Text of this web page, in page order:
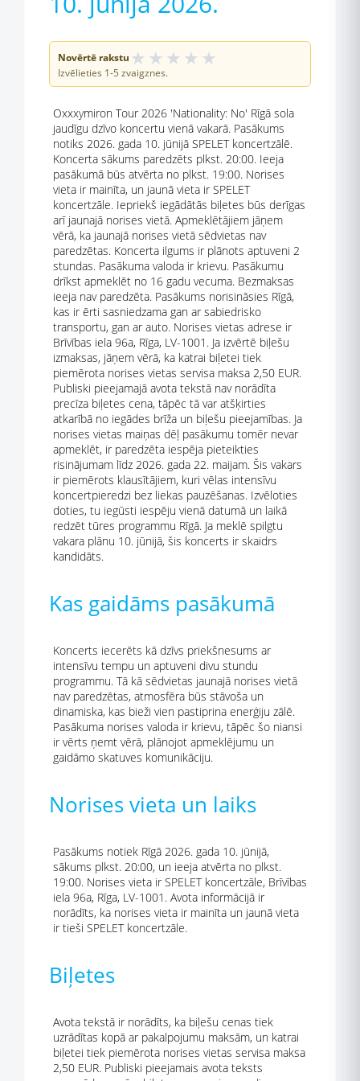
Novērtē rakstu ★ ★ ★ ★ ★
Izvēlieties 1-5 zvaigznes.
Oxxxymiron Tour 2026 'Nationality: No' Rīgā sola
jaudīgu dzīvo koncertu vienā vakarā. Pasākums
notiks 2026. gada 10. jūnijā SPELET koncertzālē.
Koncerta sākums paredzēts plkst. 20:00. Ieeja
pasākumā būs atvērta no plkst. 19:00. Norises
vieta ir mainīta, un jaunā vieta ir SPELET
koncertzāle. Iepriekš iegādātās biļetes būs derīgas
arī jaunajā norises vietā. Apmeklētājiem jāņem
vērā, ka jaunajā norises vietā sēdvietas nav
paredzētas. Koncerta ilgums ir plānots aptuveni 2
stundas. Pasākuma valoda ir krievu. Pasākumu
drīkst apmeklēt no 16 gadu vecuma. Bezmaksas
ieeja nav paredzēta. Pasākums norisināsies Rīgā,
kas ir ērti sasniedzama gan ar sabiedrisko
transportu, gan ar auto. Norises vietas adrese ir
Brīvības iela 96a, Rīga, LV-1001. Ja izvērtē biļešu
izmaksas, jāņem vērā, ka katrai biļetei tiek
piemērota norises vietas servisa maksa 2,50 EUR.
Publiski pieejamajā avota tekstā nav norādīta
precīza biļetes cena, tāpēc tā var atšķirties
atkarībā no iegādes brīža un biļešu pieejamības. Ja
norises vietas maiņas dēļ pasākumu tomēr nevar
apmeklēt, ir paredzēta iespēja pieteikties
risinājumam līdz 2026. gada 22. maijam. Šis vakars
ir piemērots klausītājiem, kuri vēlas intensīvu
koncertpieredzi bez liekas pauzēšanas. Izvēloties
doties, tu iegūsti iespēju vienā datumā un laikā
redzēt tūres programmu Rīgā. Ja meklē spilgtu
vakara plānu 10. jūnijā, šis koncerts ir skaidrs
kandidāts.
Kas gaidāms pasākumā
Koncerts iecerēts kā dzīvs priekšnesums ar
intensīvu tempu un aptuveni divu stundu
programmu. Tā kā sēdvietas jaunajā norises vietā
nav paredzētas, atmosfēra būs stāvoša un
dinamiska, kas bieži vien pastiprina enerģiju zālē.
Pasākuma norises valoda ir krievu, tāpēc šo niansi
ir vērts ņemt vērā, plānojot apmeklējumu un
gaidāmo skatuves komunikāciju.
Norises vieta un laiks
Pasākums notiek Rīgā 2026. gada 10. jūnijā,
sākums plkst. 20:00, un ieeja atvērta no plkst.
19:00. Norises vieta ir SPELET koncertzāle, Brīvības
iela 96a, Rīga, LV-1001. Avota informācijā ir
norādīts, ka norises vieta ir mainīta un jaunā vieta
ir tieši SPELET koncertzāle.
Biļetes
Avota tekstā ir norādīts, ka biļešu cenas tiek
uzrādītas kopā ar pakalpojumu maksām, un katrai
biļetei tiek piemērota norises vietas servisa maksa
2,50 EUR. Publiski pieejamais avota teksts